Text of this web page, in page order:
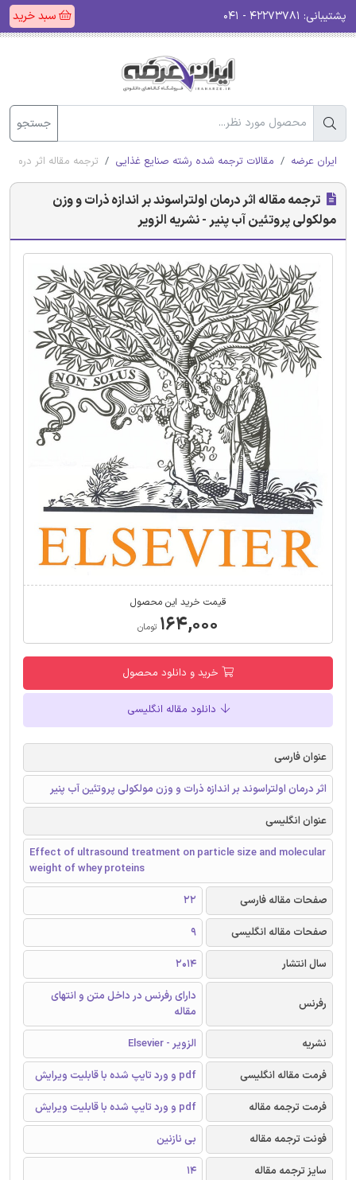
پشتیبانی: سبد خرید
جستجو
ایران عرضه مقالات ترجمه شده رشته صنایع غذایی ترجمه مقاله اثر درمان
ترجمه مقاله اثر درمان اولتراسوند بر اندازه ذرات و وزن
مولکولی پروتئین آب پنیر - نشریه الزویر
قیمت خرید این محصول
۱۶۴,۰۰۰ تومان
خرید و دانلود محصول
دانلود مقاله انگلیسی
عنوان فارسی
اثر درمان اولتراسوند بر اندازه ذرات و وزن مولکولی پروتئین آب پنیر
عنوان انگلیسی
Effect of ultrasound treatment on particle size and molecular
weight of whey proteins
صفحات مقاله فارسی
22
صفحات مقاله انگلیسی
9
سال انتشار
2014
رفرنس
دارای رفرنس در داخل متن و انتهای
مقاله
نشریه
الزویر - Elsevier
فرمت مقاله انگلیسی
pdf و ورد تایپ شده با قابلیت ویرایش
فرمت ترجمه مقاله
pdf و ورد تایپ شده با قابلیت ویرایش
فونت ترجمه مقاله
بی نازنین
سایز ترجمه مقاله
14